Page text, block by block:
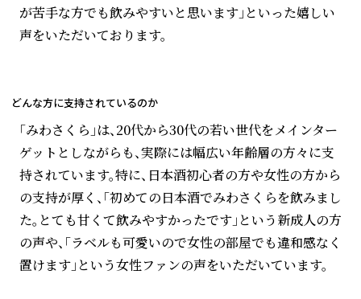
が苦手な方でも飲みやすいと思います」といった嬉しい
声をいただいております。
どんな方に支持されているのか
「みわさくら」は、20代から30代の若い世代をメインター
ゲットとしながらも、実際には幅広い年齢層の方々に支
持されています。特に、日本酒初心者の方や女性の方から
の支持が厚く、「初めての日本酒でみわさくらを飲みまし
た。とても甘くて飲みやすかったです」という新成人の方
の声や、「ラベルも可愛いので女性の部屋でも違和感なく
置けます」という女性ファンの声をいただいています。